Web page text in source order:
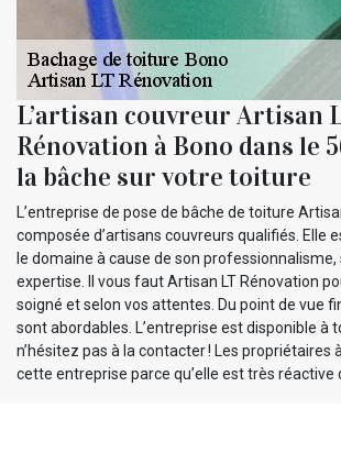
L’artisan couvreur Artisan
Rénovation à Bono dans le
la bâche sur votre toiture
L’entreprise de pose de bâche de toiture
composée d’artisans couvreurs qualifiés. Elle
le domaine à cause de son
expertise. Il vous faut Artisan LT Rénovation
soigné et selon vos attentes. Du point de vue
sont abordables. L’entreprise est disponible à
n’hésitez pas à la contacter ! Les propriétaires
cette entreprise parce qu’elle est très réactive